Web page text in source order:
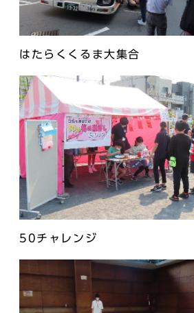
はたらくくるま大集合
50チャレンジ